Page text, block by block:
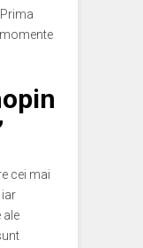
cei mai
ale